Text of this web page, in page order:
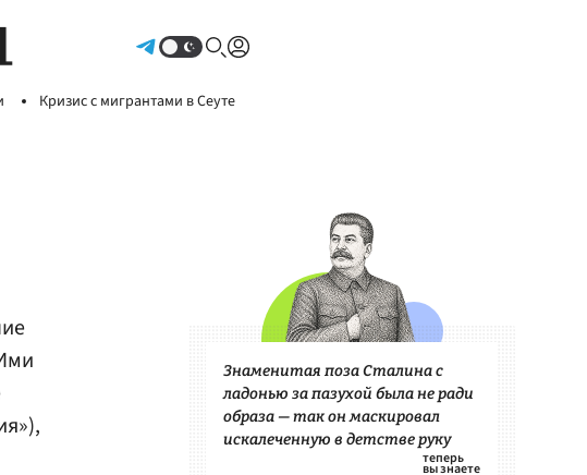
Кризис с мигрантами в Сеуте
Знаменитая поза Сталина с
ладонью за пазухой была не ради
образа — так он маскировал
искалеченную в детстве руку